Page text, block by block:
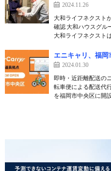
2024.11.26
大和ライフネクスト
確認 大和ハウスグル
大和ライフネクスト
エニキャリ、福
2024.01.30
即時・近距離配送の
転車便による配送代
を福岡市中央区に開